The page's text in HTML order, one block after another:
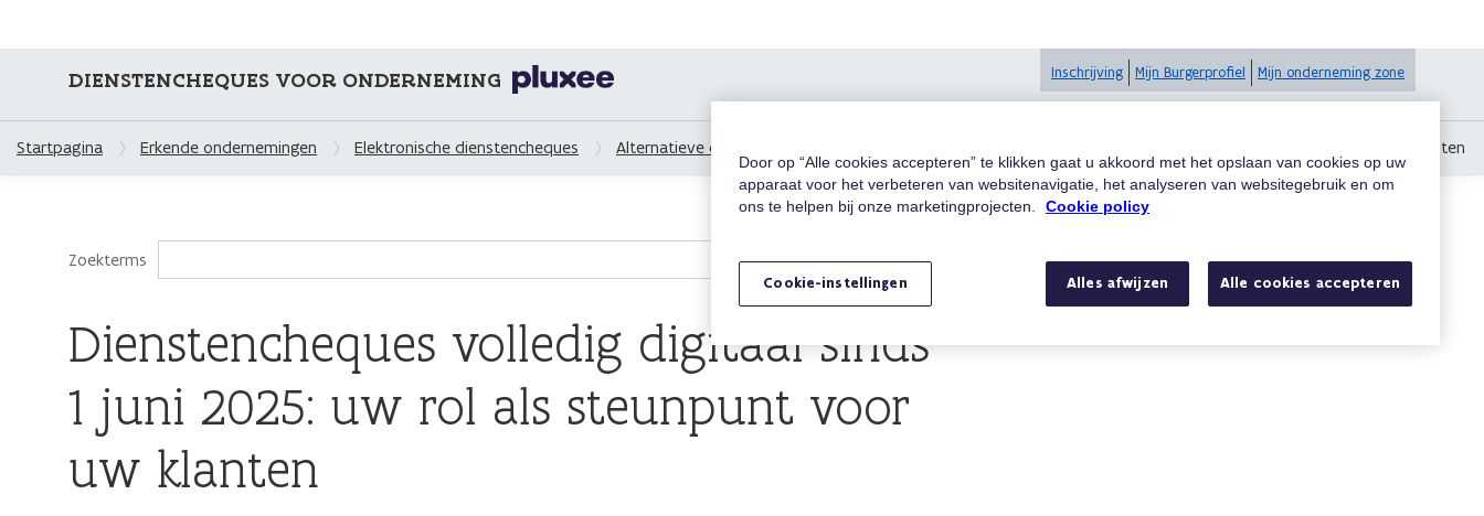
DIENSTENCHEQUES VOOR ONDERNEMING Inschrijving Mijn Burgerprofiel Mijn onderneming zone
Startpagina Erkende ondernemingen Elektronische dienstencheques Alternatieve oplossing Dienstencheques volledig digitaal sinds 1 juni 2025: uw rol als steunpunt voor uw klanten
Zoekterms Zoeken
Dienstencheques volledig digitaal sinds
1 juni 2025: uw rol als steunpunt voor
uw klanten
Door op “Alle cookies accepteren” te klikken gaat u akkoord met het opslaan van cookies op uw
apparaat voor het verbeteren van websitenavigatie, het analyseren van websitegebruik en om
ons te helpen bij onze marketingprojecten.
Cookie policy
Alles afwijzen Alle cookies accepteren
Cookie-instellingen